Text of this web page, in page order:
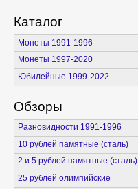
Каталог
Монеты 1991-1996
Монеты 1997-2020
Юбилейные 1999-2022
Обзоры
Разновидности 1991-1996
10 рублей памятные (сталь)
2 и 5 рублей памятные (сталь)
25 рублей олимпийские